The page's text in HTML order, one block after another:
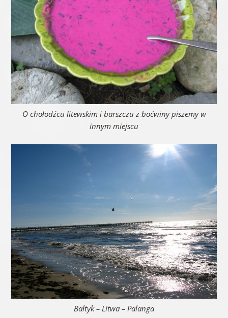
O chołodźcu litewskim i barszczu z boćwiny piszemy w
innym miejscu
Bałtyk – Litwa – Palanga